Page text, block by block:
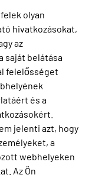
olyan
hivatkozásokat,
az
saját belátása
felelősséget
és a
jelenti azt, hogy
a
webhelyeken
Az Ön